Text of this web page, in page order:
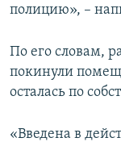
полицию», –
По его словам,
покинули
осталась по
«Введена в